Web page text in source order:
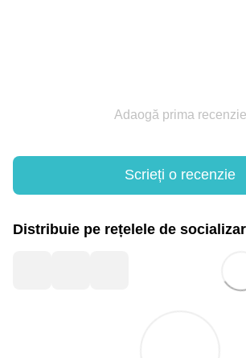
Adaogă prima recenzie
Scrieți o recenzie
Distribuie pe rețelele de